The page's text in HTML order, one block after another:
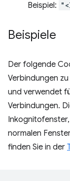
Beispiel:
Beispiele
Der folgende
Verbindungen
und verwendet
Verbindungen.
normalen
finden Sie in der